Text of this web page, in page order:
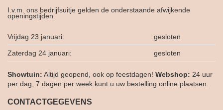
I.v.m. ons bedrijfsuitje gelden de onderstaande afwijkende
openingstijden
Vrijdag 23 januari: gesloten
Zaterdag 24 januari: gesloten
Showtuin: Altijd geopend, ook op feestdagen! Webshop: 24 uur
per dag, 7 dagen per week kunt u uw bestelling online plaatsen.
CONTACTGEGEVENS